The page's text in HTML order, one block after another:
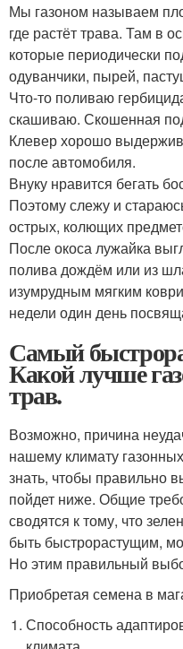
Мы газоном называем
где растёт трава. Там в
которые периодически
одуванчики, пырей,
Что-то поливаю
скашиваю. Скошенная
Клевер хорошо
после автомобиля.
Внуку нравится бегать
Поэтому слежу и
острых, колющих
После окоса лужайка
полива дождём или из
изумрудным мягким
недели один день
Самый
Какой лучше
трав.
Возможно, причина
нашему климату
знать, чтобы правильно
пойдет ниже. Общие
сводятся к тому, что
быть быстрорастущим,
Но этим правильный
Приобретая семена в
Способность